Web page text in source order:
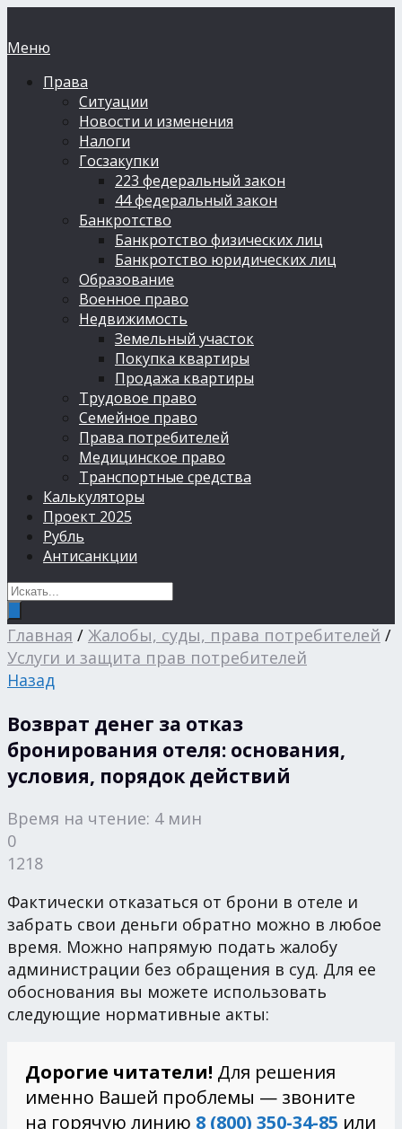
Меню
Права
Ситуации
Новости и изменения
Налоги
Госзакупки
223 федеральный закон
44 федеральный закон
Банкротство
Банкротство физических лиц
Банкротство юридических лиц
Образование
Военное право
Недвижимость
Земельный участок
Покупка квартиры
Продажа квартиры
Трудовое право
Семейное право
Права потребителей
Медицинское право
Транспортные средства
Калькуляторы
Проект 2025
Рубль
Антисанкции
Главная / Жалобы, суды, права потребителей /
Услуги и защита прав потребителей
Назад
Возврат денег за отказ
бронирования отеля: основания,
условия, порядок действий
Время на чтение: 4 мин
0
1218
Фактически отказаться от брони в отеле и
забрать свои деньги обратно можно в любое
время. Можно напрямую подать жалобу
администрации без обращения в суд. Для ее
обоснования вы можете использовать
следующие нормативные акты:
Дорогие читатели! Для решения
именно Вашей проблемы — звоните
на горячую линию 8 (800) 350-34-85 или